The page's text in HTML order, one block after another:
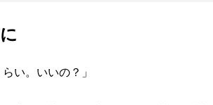
い。いいの？」